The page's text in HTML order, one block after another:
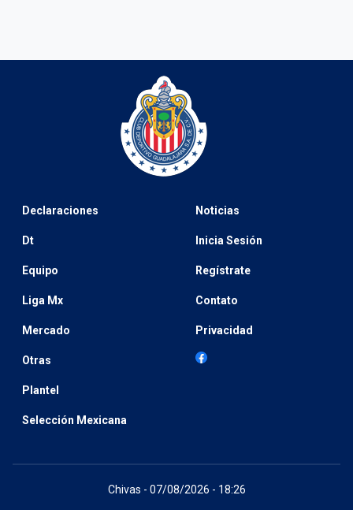
Declaraciones
Dt
Equipo
Liga Mx
Mercado
Otras
Plantel
Selección Mexicana
Noticias
Inicia Sesión
Regístrate
Contato
Privacidad
Chivas - 07/08/2026 - 18:26